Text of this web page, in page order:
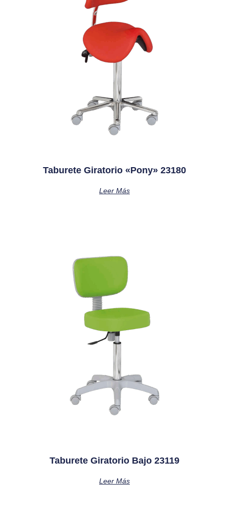
Taburete Giratorio «pony» 23180
Leer Más
Taburete Giratorio Bajo 23119
Leer Más